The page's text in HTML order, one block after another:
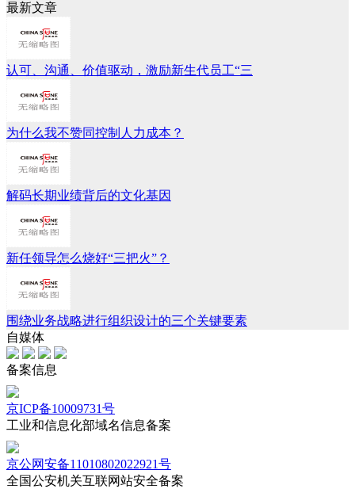
最新文章
认可、沟通、价值驱动，激励新生代员工“三
为什么我不赞同控制人力成本？
解码长期业绩背后的文化基因
新任领导怎么烧好“三把火”？
围绕业务战略进行组织设计的三个关键要素
自媒体
备案信息
京ICP备10009731号
工业和信息化部域名信息备案
京公网安备11010802022921号
全国公安机关互联网站安全备案